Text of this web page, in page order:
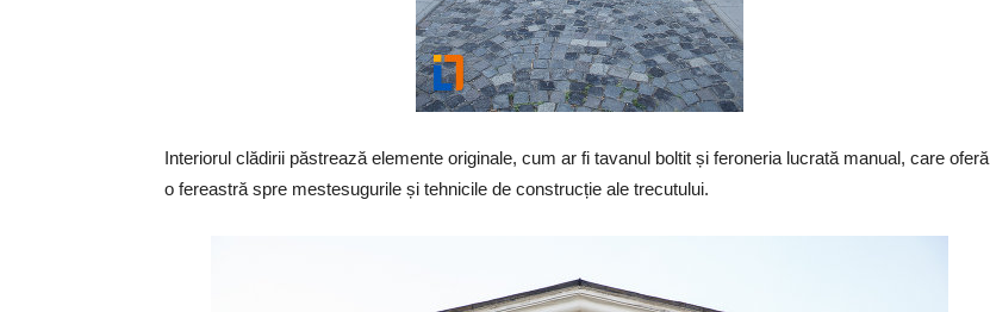
Interiorul clădirii păstrează elemente originale, cum ar fi tavanul boltit și feroneria lucrată manual, care oferă
o fereastră spre mestesugurile și tehnicile de construcție ale trecutului.